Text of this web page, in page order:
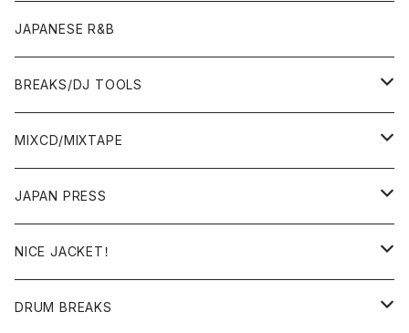
OTHERS
JAPANESE R&B
BREAKS/DJ TOOLS
BREAKS/MEGAMIX/CUT UP
RE-EDIT/DJ TOOLS
MIXCD/MIXTAPE
MIXCD
日本語ラップ
JAPANESE DJ
MIXTAPE
JAPAN PRESS
LP(+ OBI)
7"/12"
NICE JACKET！
DONUTS 45
DRUM BREAKS